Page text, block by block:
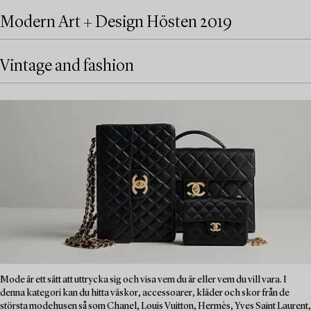
Modern Art + Design Hösten 2019
Vintage and fashion
Mode är ett sätt att uttrycka sig och visa vem du är eller vem du vill vara. I
denna kategori kan du hitta väskor, accessoarer, kläder och skor från de
största modehusen så som Chanel, Louis Vuitton, Hermès, Yves Saint Laurent,